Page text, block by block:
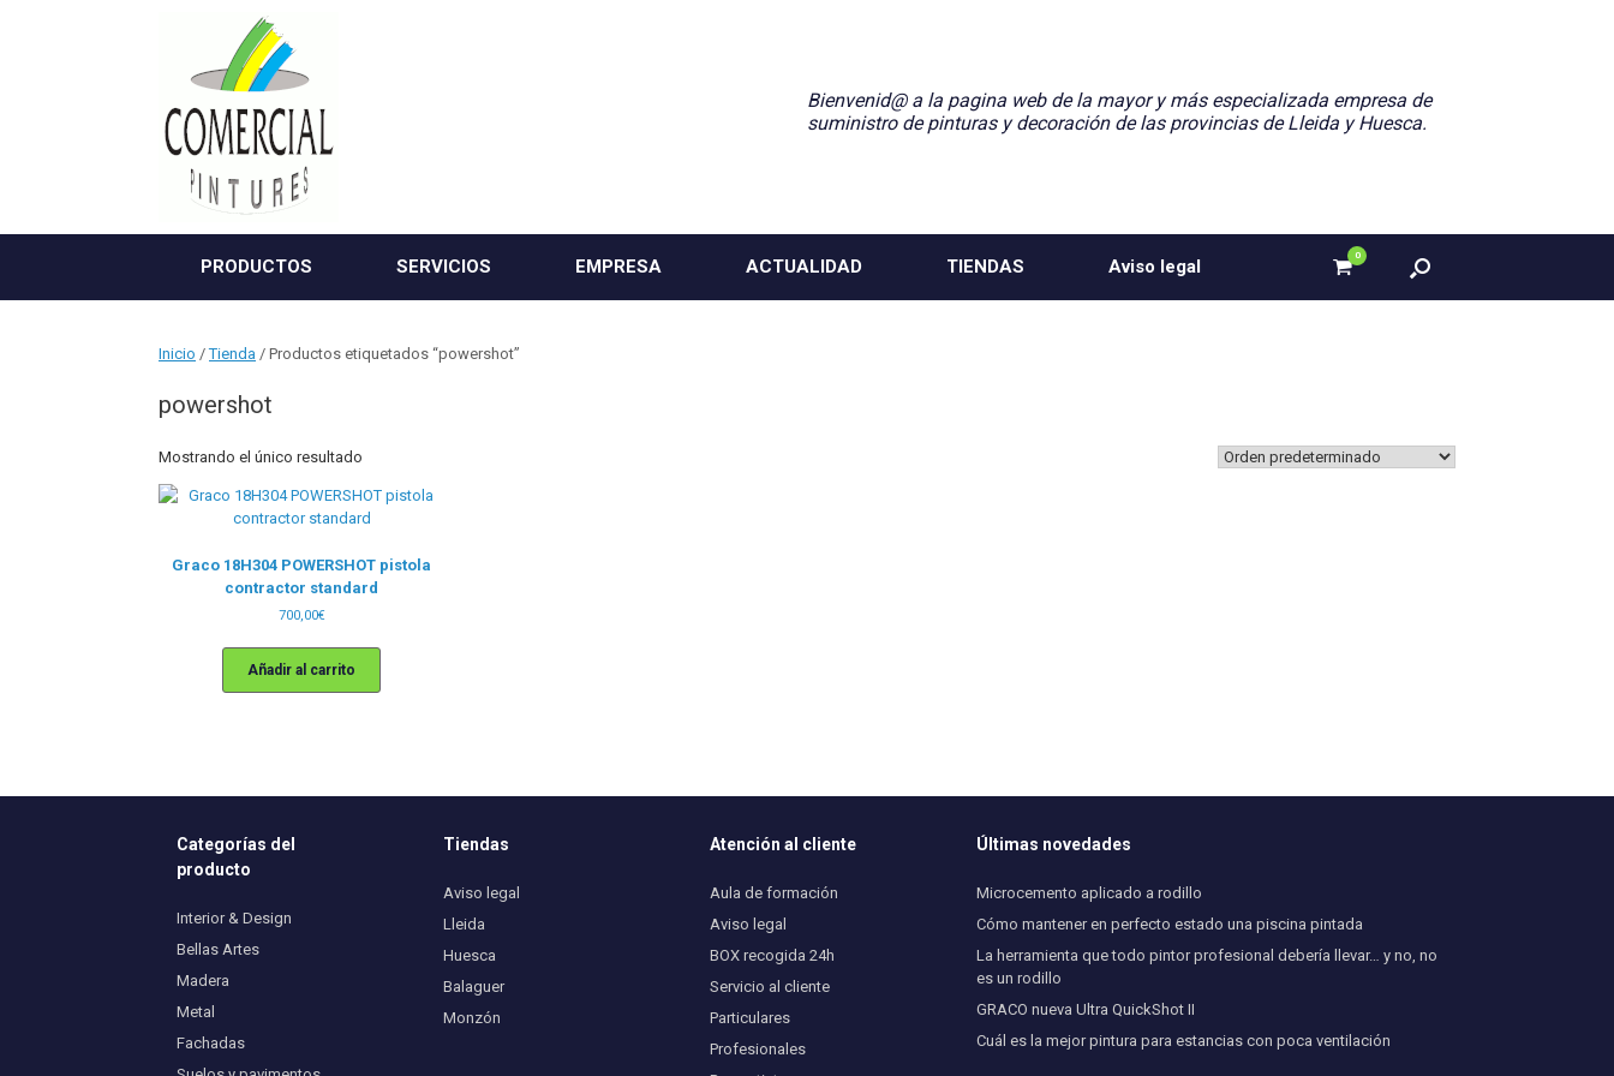
Bienvenid@ a la pagina web de la mayor y más especializada empresa de
suministro de pinturas y decoración de las provincias de Lleida y Huesca.
PRODUCTOS SERVICIOS EMPRESA ACTUALIDAD TIENDAS Aviso legal
Ver
carrito
0
Inicio /Tienda / Productos etiquetados “powershot”
powershot
Mostrando el único resultado
Graco 18H304 POWERSHOT pistola
contractor standard
700,00€
Añadir al carrito
Categorías del
producto
Interior & Design
Bellas Artes
Madera
Metal
Fachadas
Tiendas
Aviso legal
Lleida
Huesca
Balaguer
Monzón
Atención al cliente
Aula de formación
Aviso legal
BOX recogida 24h
Servicio al cliente
Particulares
Profesionales
Últimas novedades
Microcemento aplicado a rodillo
Cómo mantener en perfecto estado una piscina pintada
La herramienta que todo pintor profesional debería llevar… y no, no
es un rodillo
GRACO nueva Ultra QuickShot II
Cuál es la mejor pintura para estancias con poca ventilación